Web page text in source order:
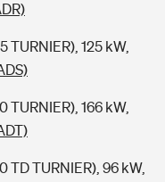
TURNIER), 125 kW,
TURNIER), 166 kW,
TD TURNIER), 96 kW,